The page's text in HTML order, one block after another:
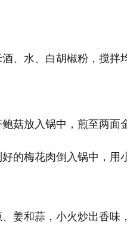
、水、白胡椒粉，搅拌
菇放入锅中，煎至两面
的梅花肉倒入锅中，用
姜和蒜，小火炒出香味